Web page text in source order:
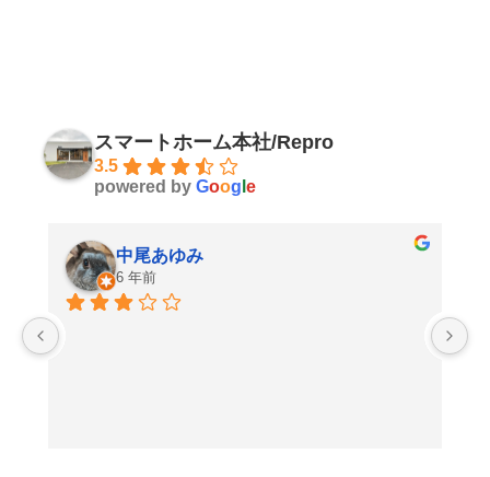
スマートホーム本社/Repro
3.5
powered by Goog e
中尾あゆみ
6 年前